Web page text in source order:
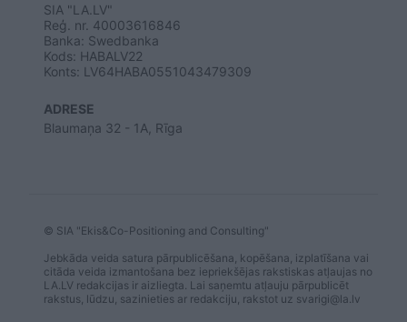
SIA "LA.LV"
Reģ. nr. 40003616846
Banka: Swedbanka
Kods: HABALV22
Konts: LV64HABA0551043479309
ADRESE
Blaumaņa 32 - 1A, Rīga
© SIA "Ekis&Co-Positioning and Consulting"
Jebkāda veida satura pārpublicēšana, kopēšana, izplatīšana vai
citāda veida izmantošana bez iepriekšējas rakstiskas atļaujas no
LA.LV redakcijas ir aizliegta. Lai saņemtu atļauju pārpublicēt
rakstus, lūdzu, sazinieties ar redakciju, rakstot uz svarigi@la.lv